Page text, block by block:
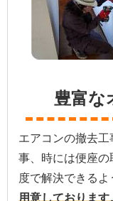
豊富な
エアコンの撤去
事、時には便座の
度で解決できるよ
用意しております